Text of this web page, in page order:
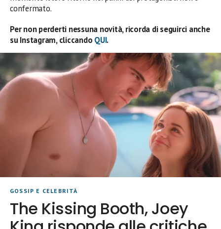
confermato.
Per non perderti nessuna novità, ricorda di seguirci anche
su Instagram, cliccando QUI.
GOSSIP E CELEBRITÀ
The Kissing Booth, Joey